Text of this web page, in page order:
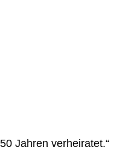
Jahren verheiratet.“